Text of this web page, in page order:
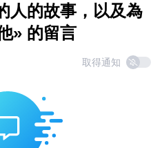
人的故事，以及為
» 的留言
取得通知